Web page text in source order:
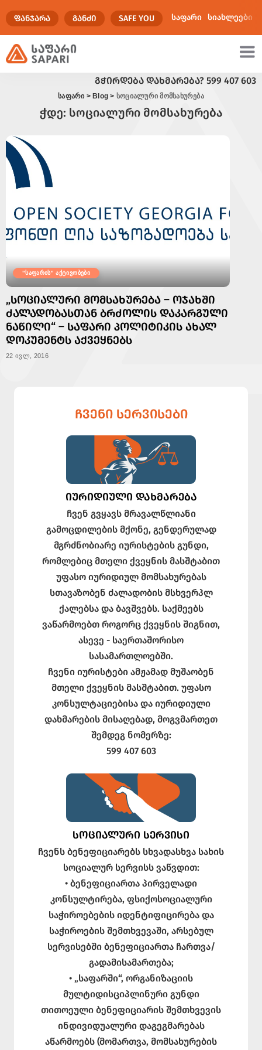
ᲤᲐᲜᲯᲐᲠᲐ ᲒᲐᲜᲫᲘ SAFE YOU საფარი სიახლეები
ᲒᲭᲘᲠᲓᲔᲑᲐ ᲓᲐᲮᲛᲐᲠᲔᲑᲐ? 599 407 603
საფარი > Blog > სოციალური მომსახურება
ჭდე: სოციალური მომსახურება
"საფარის" აქტივობები
„ᲡᲝᲪᲘᲐᲚᲣᲠᲘ ᲛᲝᲛᲡᲐᲮᲣᲠᲔᲑᲐ – ᲝᲯᲐᲮᲨᲘ
ᲫᲐᲚᲐᲓᲝᲑᲐᲡᲗᲐᲜ ᲑᲠᲫᲝᲚᲘᲡ ᲓᲐᲙᲐᲠᲒᲣᲚᲘ
ᲜᲐᲬᲘᲚᲘ“ – ᲡᲐᲤᲐᲠᲘ ᲞᲝᲚᲘᲢᲘᲙᲘᲡ ᲐᲮᲐᲚ
ᲓᲝᲙᲣᲛᲔᲜᲢᲡ ᲐᲥᲕᲔᲧᲜᲔᲑᲡ
22 ივლ, 2016
ᲩᲕᲔᲜᲘ ᲡᲔᲠᲕᲘᲡᲔᲑᲘ
ᲘᲣᲠᲘᲓᲘᲣᲚᲘ ᲓᲐᲮᲛᲐᲠᲔᲑᲐ
ჩვენ გვყავს მრავალწლიანი
გამოცდილების მქონე, გენდერულად
მგრძნობიარე იურისტების გუნდი,
რომლებიც მთელი ქვეყნის მასშტაბით
უფასო იურიდიულ მომსახურებას
სთავაზობენ ძალადობის მსხვერპლ
ქალებსა და ბავშვებს. საქმეებს
ვაწარმოებთ როგორც ქვეყნის შიგნით,
ასევე - საერთაშორისო
სასამართლოებში.
ჩვენი იურისტები ამჟამად მუშაობენ
მთელი ქვეყნის მასშტაბით. უფასო
კონსულტაციებისა და იურიდიული
დახმარების მისაღებად, მოგვმართეთ
შემდეგ ნომერზე:
599 407 603
ᲡᲝᲪᲘᲐᲚᲣᲠᲘ ᲡᲔᲠᲕᲘᲡᲘ
ჩვენს ბენეფიციარებს სხვადასხვა სახის
სოციალურ სერვისს ვაწვდით:
• ბენეფიციართა პირველადი
კონსულტირება, ფსიქოსოციალური
საჭიროებების იდენტიფიცირება და
საჭიროების შემთხვევაში, არსებულ
სერვისებში ბენეფიციართა ჩართვა/
გადამისამართება;
• „საფარში“, ორგანიზაციის
მულტიდისციპლინური გუნდი
თითოეული ბენეფიციარის შემთხვევის
ინდივიდუალური დაგეგმარებას
აწარმოებს (მომართვა, მომსახურების